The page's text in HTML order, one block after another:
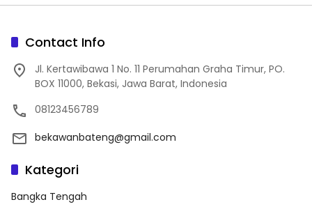
Contact Info
Jl. Kertawibawa 1 No. 11 Perumahan Graha Timur, PO.
BOX 11000, Bekasi, Jawa Barat, Indonesia
08123456789
bekawanbateng@gmail.com
Kategori
Bangka Tengah